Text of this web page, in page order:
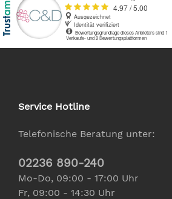
Service Hotline
Telefonische Beratung unter:
02236 890-240
Mo-Do, 09:00 - 17:00 Uhr
Fr, 09:00 - 14:30 Uhr